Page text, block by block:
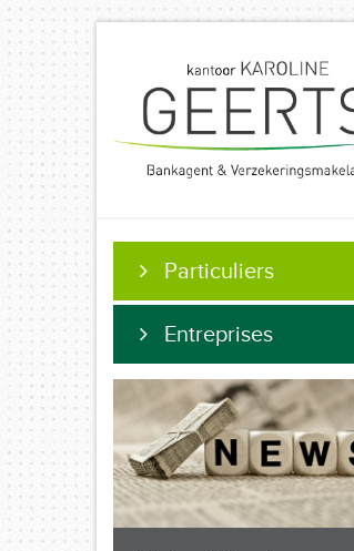
Particuliers
Entreprises